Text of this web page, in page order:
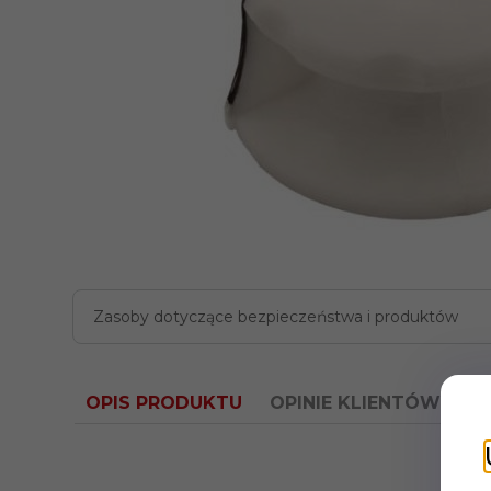
Zasoby dotyczące bezpieczeństwa i produktów
OPIS PRODUKTU OPINIE KLIENTÓW